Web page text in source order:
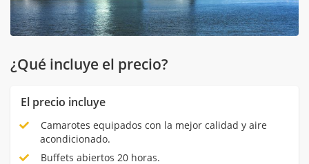
¿Qué incluye el precio?
El precio incluye
Camarotes equipados con la mejor calidad y aire
acondicionado.
Buffets abiertos 20 horas.